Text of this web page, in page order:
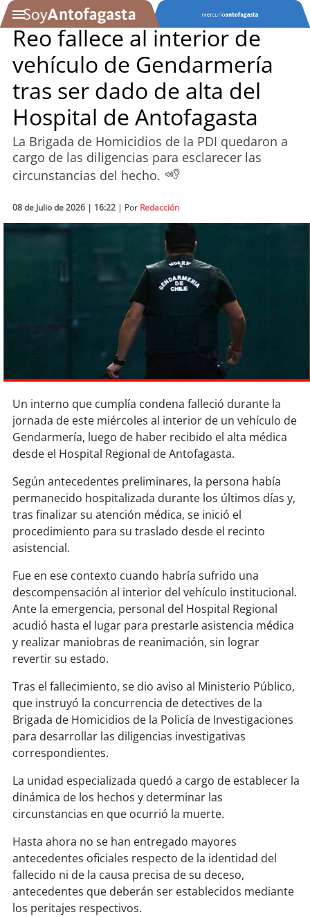
Podcast
Actualidad
Entretención
Economía
Tecnología
Sostenibilidad
soyarica
soyiquique
soycalama
soyantofagasta
soycopiapó
soyvalparaíso
soyquillota
soy sanantonio
soychillán
soysancarlos
soytalcahuano
soyconcepción
soycoronel
soytemuco
soyvaldivia
Reo fallece al interior de
vehículo de Gendarmería
tras ser dado de alta del
Hospital de Antofagasta
La Brigada de Homicidios de la PDI quedaron a
cargo de las diligencias para esclarecer las
circunstancias del hecho.
08 de Julio de 2026 | 16:22 | Por Redacción
Un interno que cumplía condena falleció durante la
jornada de este miércoles al interior de un vehículo de
Gendarmería, luego de haber recibido el alta médica
desde el Hospital Regional de Antofagasta.
Según antecedentes preliminares, la persona había
permanecido hospitalizada durante los últimos días y,
tras finalizar su atención médica, se inició el
procedimiento para su traslado desde el recinto
asistencial.
Fue en ese contexto cuando habría sufrido una
descompensación al interior del vehículo institucional.
Ante la emergencia, personal del Hospital Regional
acudió hasta el lugar para prestarle asistencia médica
y realizar maniobras de reanimación, sin lograr
revertir su estado.
Tras el fallecimiento, se dio aviso al Ministerio Público,
que instruyó la concurrencia de detectives de la
Brigada de Homicidios de la Policía de Investigaciones
para desarrollar las diligencias investigativas
correspondientes.
La unidad especializada quedó a cargo de establecer la
dinámica de los hechos y determinar las
circunstancias en que ocurrió la muerte.
Hasta ahora no se han entregado mayores
antecedentes oficiales respecto de la identidad del
fallecido ni de la causa precisa de su deceso,
antecedentes que deberán ser establecidos mediante
los peritajes respectivos.